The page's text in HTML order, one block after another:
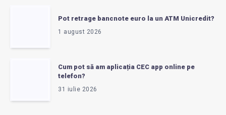
Pot retrage bancnote euro la un ATM Unicredit?
1 august 2026
Cum pot să am aplicația CEC app online pe
telefon?
31 iulie 2026